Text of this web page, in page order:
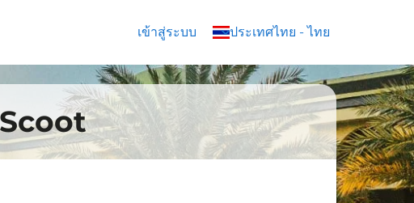
เข้าสู่ระบบ ประเทศไทย - ไทย
keyboard_arrow_down